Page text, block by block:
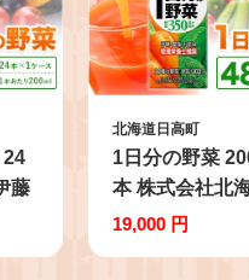
24
藤
北海道日高町
1日分の野菜
本 株式会社北
園 《7-14日以
19,000 円